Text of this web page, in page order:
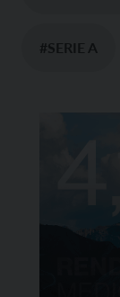
#SERIE A